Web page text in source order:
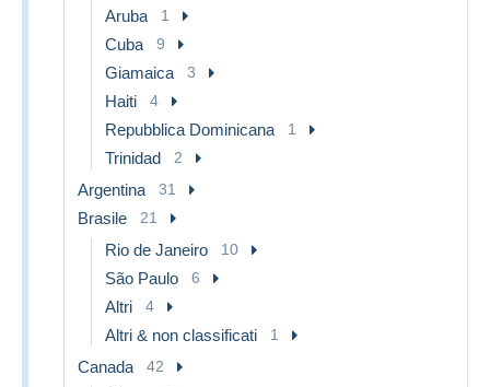
Aruba 1
Cuba 9
Giamaica 3
Haiti 4
Repubblica Dominicana 1
Trinidad 2
Argentina 31
Brasile 21
Rio de Janeiro 10
São Paulo 6
Altri 4
Altri & non classificati 1
Canada 42